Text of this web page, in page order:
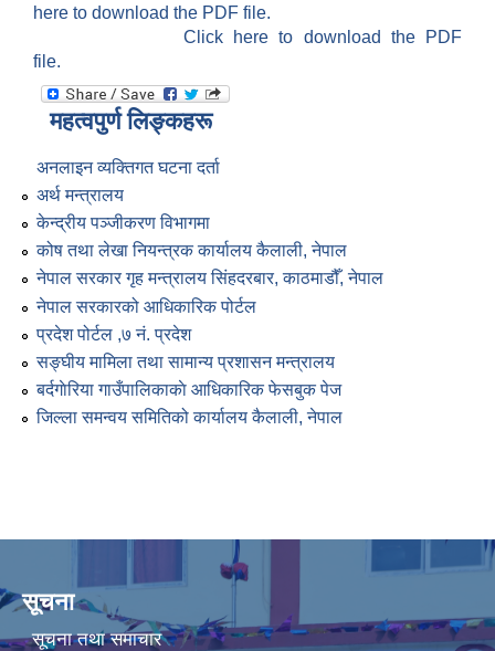
here to download the PDF file.
Click here to download the PDF
file.
महत्वपुर्ण लिङ्कहरू
अनलाइन व्यक्तिगत घटना दर्ता
अर्थ मन्त्रालय
केन्द्रीय पञ्जीकरण विभागमा
कोष तथा लेखा नियन्त्रक कार्यालय कैलाली, नेपाल
नेपाल सरकार गृह मन्त्रालय सिंहदरबार, काठमाडौँ, नेपाल
नेपाल सरकारको आधिकारिक पोर्टल
प्रदेश पोर्टल ,७ नं. प्रदेश
सङ्घीय मामिला तथा सामान्य प्रशासन मन्त्रालय
बर्दगाेरिया गाउँपालिकाकाे आधिकारिक फेसबुक पेज
जिल्ला समन्वय समितिको कार्यालय कैलाली, नेपाल
सूचना
सूचना तथा समाचार